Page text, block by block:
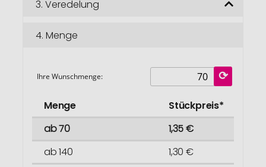
3. Veredelung
4. Menge
Ihre Wunschmenge:
Menge
Stückpreis*
ab 70
1,35 €
ab 140
1,30 €